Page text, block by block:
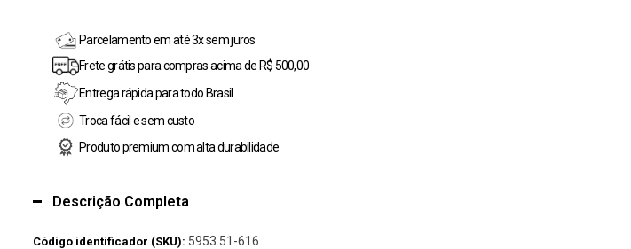
Parcelamento em até 3x sem juros
Frete grátis para compras acima de R$ 500,00
Entrega rápida para todo Brasil
Troca fácil e sem custo
Produto premium com alta durabilidade
Descrição Completa
Código identificador (SKU): 5953.51-616